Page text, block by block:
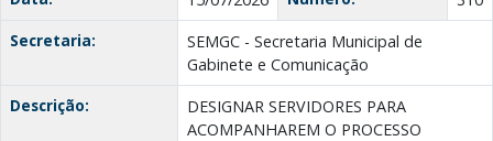
Secretaria:
SEMGC - Secretaria Municipal de
Gabinete e Comunicação
Descrição:
DESIGNAR SERVIDORES PARA
ACOMPANHAREM O PROCESSO